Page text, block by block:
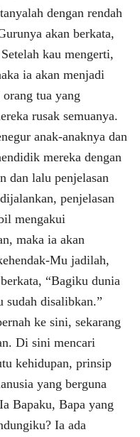
dengan rendah
akan berkata,
kau mengerti,
ia akan menjadi
tua yang
rusak semuanya.
anak-anaknya dan
mereka dengan
dan lalu penjelasan
penjelasan
mengakui
maka ia akan
Mu jadilah,
“Bagiku dunia
sudah disalibkan.”
ke sini, sekarang
Di sini mencari
kehidupan, prinsip
yang berguna
Bapaku, Bapa yang
Ia ada